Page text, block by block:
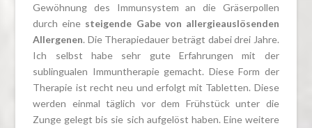
Gewöhnung des Immunsystem an die Gräserpollen
durch eine steigende Gabe von allergieauslösenden
Allergenen. Die Therapiedauer beträgt dabei drei Jahre.
Ich selbst habe sehr gute Erfahrungen mit der
sublingualen Immuntherapie gemacht. Diese Form der
Therapie ist recht neu und erfolgt mit Tabletten. Diese
werden einmal täglich vor dem Frühstück unter die
Zunge gelegt bis sie sich aufgelöst haben. Eine weitere